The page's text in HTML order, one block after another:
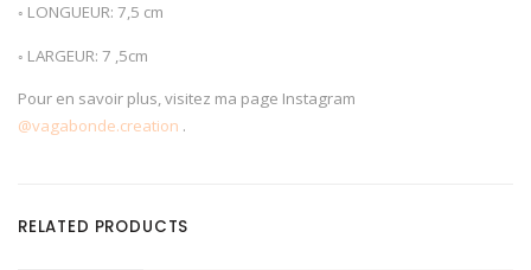
◦ LONGUEUR: 7,5 cm
◦ LARGEUR: 7 ,5cm
Pour en savoir plus, visitez ma page Instagram
@vagabonde.creation .
RELATED PRODUCTS